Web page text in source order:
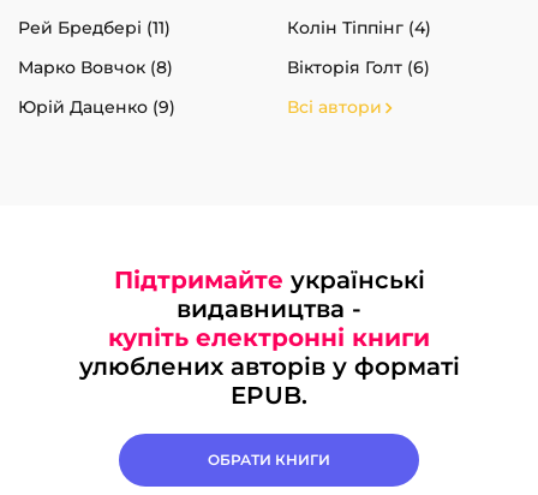
Рей Бредбері (11)
Колін Тіппінг (4)
Марко Вовчок (8)
Вікторія Голт (6)
Юрій Даценко (9)
Всі автори
Підтримайте українські
видавництва -
купіть електронні книги
улюблених авторів у форматі
EPUB.
ОБРАТИ КНИГИ